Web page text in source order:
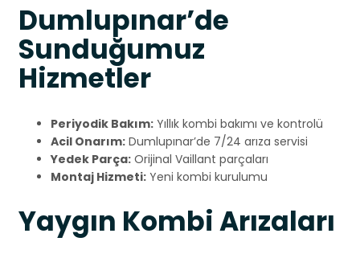
Dumlupınar’de
Sunduğumuz
Hizmetler
Periyodik Bakım: Yıllık kombi bakımı ve kontrolü
Acil Onarım: Dumlupınar’de 7/24 arıza servisi
Yedek Parça: Orijinal Vaillant parçaları
Montaj Hizmeti: Yeni kombi kurulumu
Yaygın Kombi Arızaları